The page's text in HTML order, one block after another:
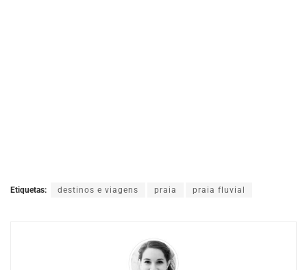
Etiquetas: destinos e viagens praia praia fluvial